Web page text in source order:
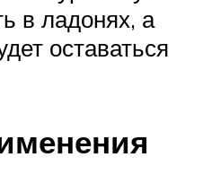
в ладонях, а
оставаться